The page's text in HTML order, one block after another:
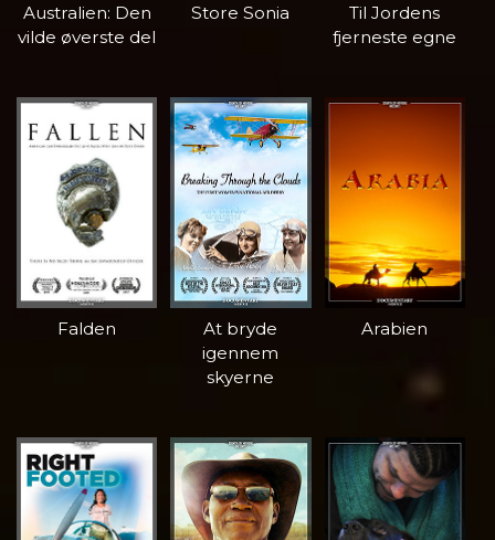
Australien: Den
vilde øverste del
Store Sonia
Til Jordens
fjerneste egne
Falden
At bryde
igennem
skyerne
Arabien